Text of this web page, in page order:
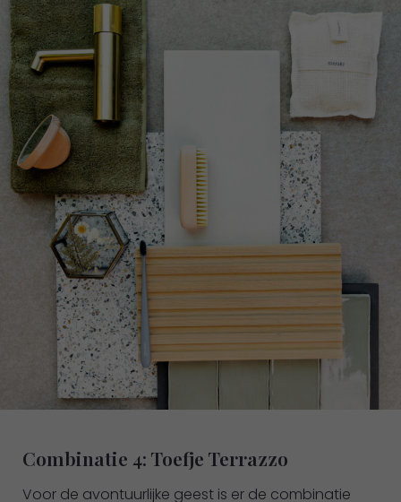
Combinatie 4: Toefje Terrazzo
Voor de avontuurlijke geest is er de combinatie